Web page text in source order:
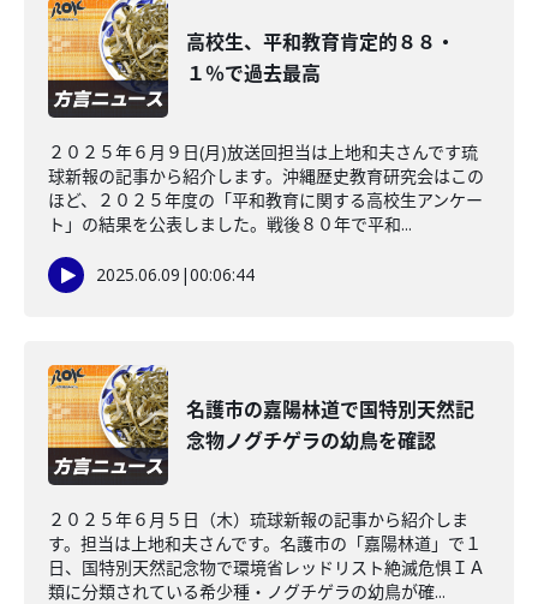
高校生、平和教育肯定的８８・
１％で過去最高
２０２５年６月９日(月)放送回担当は上地和夫さんです琉
球新報の記事から紹介します。沖縄歴史教育研究会はこの
ほど、２０２５年度の「平和教育に関する高校生アンケー
ト」の結果を公表しました。戦後８０年で平和...
2025.06.09 |00:06:44
名護市の嘉陽林道で国特別天然記
念物ノグチゲラの幼鳥を確認
２０２５年６月５日（木）琉球新報の記事から紹介しま
す。担当は上地和夫さんです。名護市の「嘉陽林道」で１
日、国特別天然記念物で環境省レッドリスト絶滅危惧ＩＡ
類に分類されている希少種・ノグチゲラの幼鳥が確...